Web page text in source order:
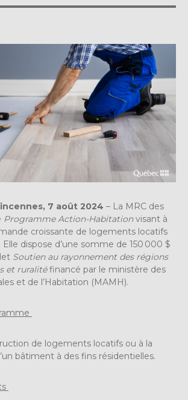
7 août 2024 – La MRC des
Programme Action-Habitationvisant à
croissante de logements locatifs
dispose d’une somme de 150 000 $
Soutien au rayonnement des régions
et ruralitéfinancé par le ministère des
et de l’Habitation (MAMH).
de logements locatifs ou à la
bâtiment à des fins résidentielles.